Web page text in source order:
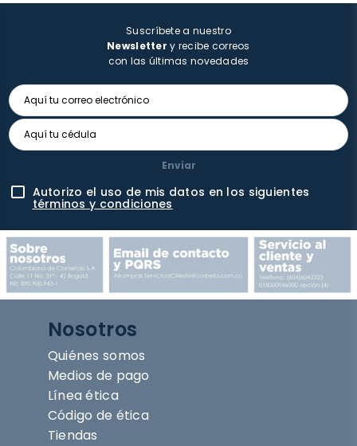
Suscríbete a nuestro
Newsletter y recibe correos
con las últimas novedades
Enviar
Autorizo el uso de mis datos en los siguientes
términos y condiciones
Nosotros
Quiénes somos
Medios de pago
Línea ética
Código de ética
Tiendas